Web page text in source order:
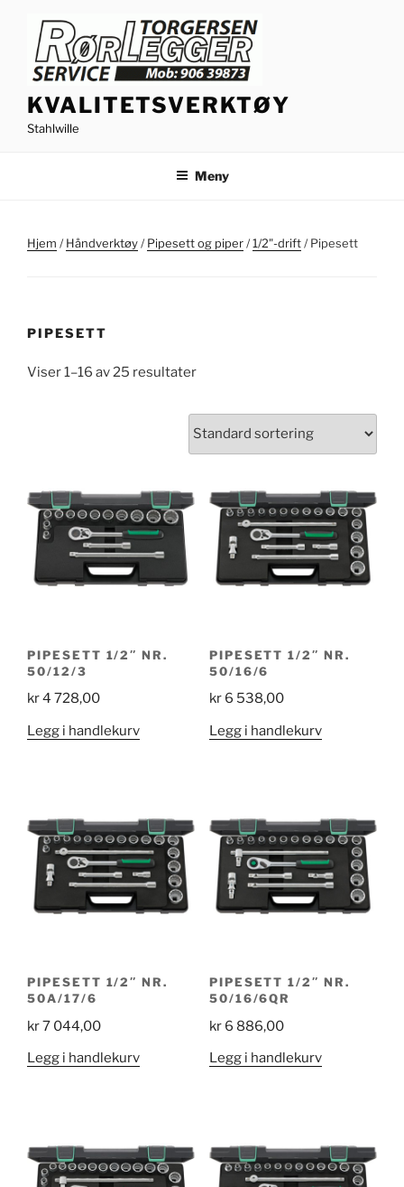
innhold
KVALITETSVERKTØY
Stahlwille
Meny
Hjem /Håndverktøy/Pipesett og piper/1/2"-drift/ Pipesett
PIPESETT
Viser 1–16 av 25 resultater
PIPESETT 1/2″ NR.
50/12/3
kr4 728,00
Legg i handlekurv
PIPESETT 1/2″ NR.
50/16/6
kr6 538,00
Legg i handlekurv
PIPESETT 1/2″ NR.
50A/17/6
kr7 044,00
Legg i handlekurv
PIPESETT 1/2″ NR.
50/16/6QR
kr6 886,00
Legg i handlekurv